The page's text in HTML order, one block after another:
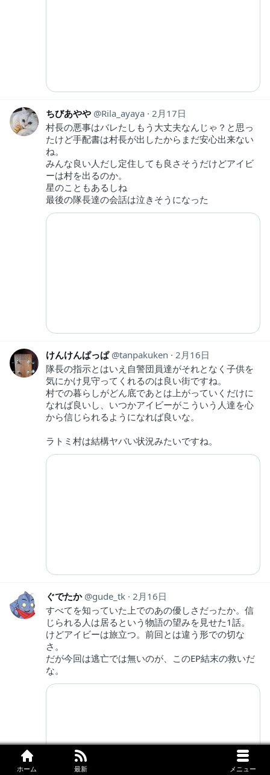
ホーム 最新 メニュー
ちびあやや Rila_ayaya 2月17日
村長の悪事はバレたしもう大丈夫なんじゃ？と思っ
たけど手配書は村長が出したからまだ安心出来ない
ね。
みんな良い人だし定住しても良さそうだけどアイビ
ーは村を出るのか。
星のこともあるしね
最後の隊長達の会話は泣きそうになった
けんけんぱっぱ tanpakuken
2月16日
隊長の指示とはいえ自警団員達がそれとなく子供を
気にかけ見守ってくれるのは良い街ですね。
村での暮らしがどん底であとは上がっていくだけに
なれば良いし、いつかアイビーがこういう人達を心
から信じられるようになれば良いな。
ラトミ村は結構ヤバい状況みたいですね。
ぐでたか gude_tk 2月16日
すべてを知っていた上でのあの優しさだったか。信
じられる人は居るという物語の望みを見せた1話。
けどアイビーは旅立つ。前回とは違う形での切な
さ。
だが今回は逃亡では無いのが、このEP結末の救いだ
な。